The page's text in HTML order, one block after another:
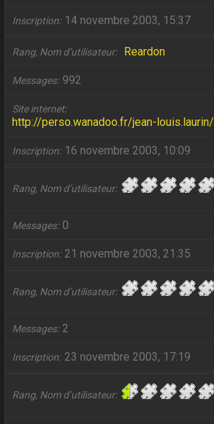
Inscription 14 novembre 2003, 15:37
Rang, Nom d’utilisateur Reardon
Messages 992
Site internet
http://perso.wanadoo.fr/jean-louis.laurin/
Inscription 16 novembre 2003, 10:09
Rang, Nom d’utilisateur
Messages 0
Inscription 21 novembre 2003, 21:35
Rang, Nom d’utilisateur
Messages 2
Inscription 23 novembre 2003, 17:19
Rang, Nom d’utilisateur